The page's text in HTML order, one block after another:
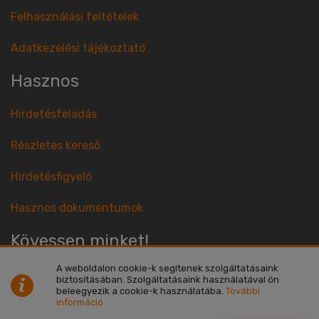
Felhasználási feltételek
Adatkezelési tájékoztató
Hasznos
Hirdetésfeladás
Részletes kereső
Hirdetésfigyelő
Hasznos dokumentumok
Kövessen minket!
© Netrisk Magyarország Kft. 2004 - 2026 Minden jog
A weboldalon cookie-k segítenek szolgáltatásaink
biztosításában. Szolgáltatásaink használatával ön
beleegyezik a cookie-k használatába. További
információ